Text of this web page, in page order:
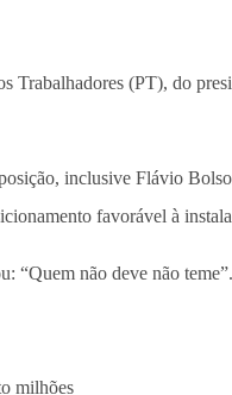
Trabalhadores (PT), do
inclusive Flávio
favorável à
“Quem não deve não teme”.
milhões